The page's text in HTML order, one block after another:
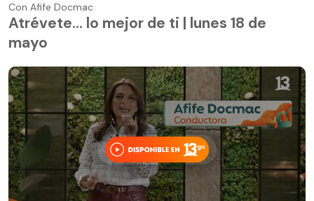
Con Afife Docmac
Atrévete... lo mejor de ti | lunes 18 de
mayo